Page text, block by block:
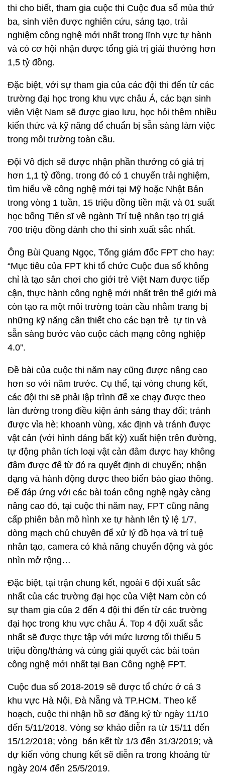
thi cho biết, tham gia cuộc thi Cuộc đua số mùa thứ
ba, sinh viên được nghiên cứu, sáng tạo, trải
nghiệm công nghệ mới nhất trong lĩnh vực tự hành
và có cơ hội nhận được tổng giá trị giải thưởng hơn
1,5 tỷ đồng.
Đặc biệt, với sự tham gia của các đội thi đến từ các
trường đại học trong khu vực châu Á, các bạn sinh
viên Việt Nam sẽ được giao lưu, học hỏi thêm nhiều
kiến thức và kỹ năng để chuẩn bị sẵn sàng làm việc
trong môi trường toàn cầu.
Đội Vô địch sẽ được nhận phần thưởng có giá trị
hơn 1,1 tỷ đồng, trong đó có 1 chuyến trải nghiệm,
tìm hiểu về công nghệ mới tại Mỹ hoặc Nhật Bản
trong vòng 1 tuần, 15 triệu đồng tiền mặt và 01 suất
học bổng Tiến sĩ về ngành Trí tuệ nhân tạo trị giá
700 triệu đồng dành cho thí sinh xuất sắc nhất.
Ông Bùi Quang Ngọc, Tổng giám đốc FPT cho hay:
“Mục tiêu của FPT khi tổ chức Cuộc đua số không
chỉ là tạo sân chơi cho giới trẻ Việt Nam được tiếp
cận, thực hành công nghệ mới nhất trên thế giới mà
còn tạo ra một môi trường toàn cầu nhằm trang bị
những kỹ năng cần thiết cho các bạn trẻ tự tin và
sẵn sàng bước vào cuộc cách mạng công nghiệp
4.0”.
Đề bài của cuộc thi năm nay cũng được nâng cao
hơn so với năm trước. Cụ thể, tại vòng chung kết,
các đội thi sẽ phải lập trình để xe chạy được theo
làn đường trong điều kiện ánh sáng thay đổi; tránh
được vỉa hè; khoanh vùng, xác định và tránh được
vật cản (với hình dáng bất kỳ) xuất hiện trên đường,
tự động phân tích loại vật cản đâm được hay không
đâm được để từ đó ra quyết định di chuyển; nhận
dạng và hành động được theo biển báo giao thông.
Để đáp ứng với các bài toán công nghệ ngày càng
nâng cao đó, tại cuộc thi năm nay, FPT cũng nâng
cấp phiên bản mô hình xe tự hành lên tỷ lệ 1/7,
dòng mạch chủ chuyên để xử lý đồ họa và trí tuệ
nhân tạo, camera có khả năng chuyển động và góc
nhìn mở rộng…
Đặc biệt, tại trận chung kết, ngoài 6 đội xuất sắc
nhất của các trường đại học của Việt Nam còn có
sự tham gia của 2 đến 4 đội thi đến từ các trường
đại học trong khu vực châu Á. Top 4 đội xuất sắc
nhất sẽ được thực tập với mức lương tối thiểu 5
triệu đồng/tháng và cùng giải quyết các bài toán
công nghệ mới nhất tại Ban Công nghệ FPT.
Cuộc đua số 2018-2019 sẽ được tổ chức ở cả 3
khu vực Hà Nội, Đà Nẵng và TP.HCM. Theo kế
hoạch, cuộc thi nhận hồ sơ đăng ký từ ngày 11/10
đến 5/11/2018. Vòng sơ khảo diễn ra từ 15/11 đến
15/12/2018; vòng bán kết từ 1/3 đến 31/3/2019; và
dự kiến vòng chung kết sẽ diễn ra trong khoảng từ
ngày 20/4 đến 25/5/2019.